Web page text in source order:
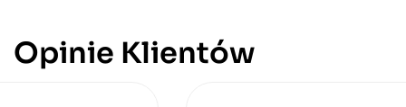
Opinie Klientów